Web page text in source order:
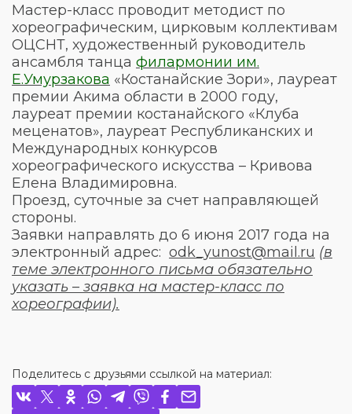
Мастер-класс проводит методист по
хореографическим, цирковым коллективам
ОЦСНТ, художественный руководитель
ансамбля танца филармонии им.
Е.Умурзакова «Костанайские Зори», лауреат
премии Акима области в 2000 году,
лауреат премии костанайского «Клуба
меценатов», лауреат Республиканских и
Международных конкурсов
хореографического искусства – Кривова
Елена Владимировна.
Проезд, суточные за счет направляющей
стороны.
Заявки направлять до 6 июня 2017 года на
электронный адрес: odk_yunost@mail.ru (в
теме электронного письма обязательно
указать – заявка на мастер-класс по
хореографии).
Поделитесь с друзьями ссылкой на материал: